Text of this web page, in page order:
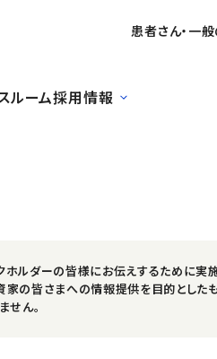
患者さん・一
ルーム採用情報
ルダーの皆様にお伝えするために実
の皆さまへの情報提供を目的とした
せん。